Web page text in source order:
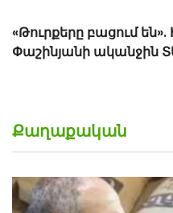
Քաղաքական